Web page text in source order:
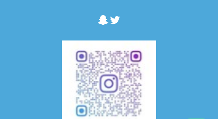
تويتر
سناب شات